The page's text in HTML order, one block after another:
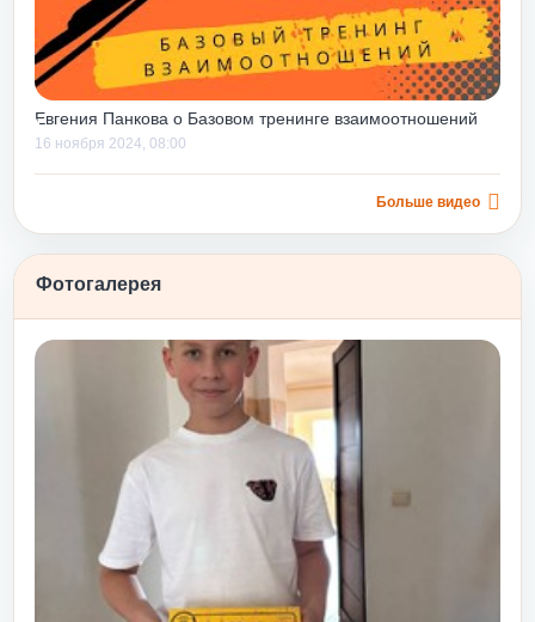
руководителям со
лет) он помогает
навыки,
ошибки, еще
и минимизировать
в будущем.
не только строить
уровня, дает
и навыков их
еще и потому,
на уже
росту и принятию
«Любовь и принятие
подходит для
до или после
так как чуть с
с тем тоже учит
как своих, так и
Евгения Панкова о Базовом тренинге взаимоотношений
16 ноября 2024, 08:00
Больше видео
Фотогалерея